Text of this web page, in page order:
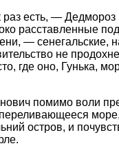
есть, — Дедмороз
расставленные
— сенегальские,
не
где оно, Гунька,
помимо воли
остров, и